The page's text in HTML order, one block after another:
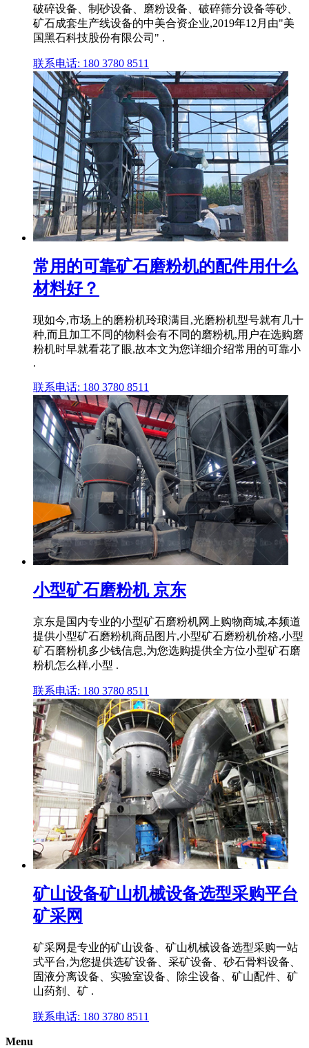
破碎设备、制砂设备、磨粉设备、破碎筛分设备等砂、
矿石成套生产线设备的中美合资企业,2019年12月由"美
国黑石科技股份有限公司" .
联系电话: 180 3780 8511
常用的可靠矿石磨粉机的配件用什么
材料好？
现如今,市场上的磨粉机玲琅满目,光磨粉机型号就有几十
种,而且加工不同的物料会有不同的磨粉机,用户在选购磨
粉机时早就看花了眼,故本文为您详细介绍常用的可靠小
.
联系电话: 180 3780 8511
小型矿石磨粉机 京东
京东是国内专业的小型矿石磨粉机网上购物商城,本频道
提供小型矿石磨粉机商品图片,小型矿石磨粉机价格,小型
矿石磨粉机多少钱信息,为您选购提供全方位小型矿石磨
粉机怎么样,小型 .
联系电话: 180 3780 8511
矿山设备矿山机械设备选型采购平台
矿采网
矿采网是专业的矿山设备、矿山机械设备选型采购一站
式平台,为您提供选矿设备、采矿设备、砂石骨料设备、
固液分离设备、实验室设备、除尘设备、矿山配件、矿
山药剂、矿 .
联系电话: 180 3780 8511
Menu